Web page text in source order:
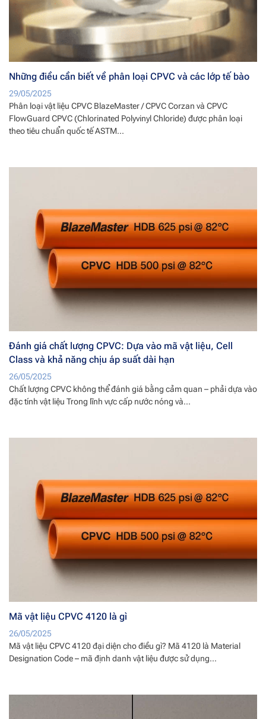
Những điều cần biết về phân loại CPVC và các lớp tế bào
29/05/2025
Phân loại vật liệu CPVC BlazeMaster / CPVC Corzan và CPVC
FlowGuard CPVC (Chlorinated Polyvinyl Chloride) được phân loại
theo tiêu chuẩn quốc tế ASTM...
Đánh giá chất lượng CPVC: Dựa vào mã vật liệu, Cell
Class và khả năng chịu áp suất dài hạn
26/05/2025
Chất lượng CPVC không thể đánh giá bằng cảm quan – phải dựa vào
đặc tính vật liệu Trong lĩnh vực cấp nước nóng và...
Mã vật liệu CPVC 4120 là gì
26/05/2025
Mã vật liệu CPVC 4120 đại diện cho điều gì? Mã 4120 là Material
Designation Code – mã định danh vật liệu được sử dụng...